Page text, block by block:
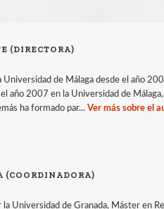
(DIRECTORA)
Universidad de Málaga desde el año
año 2007 en la Universidad de
ha formado par...Ver más sobre el
(COORDINADORA)
la Universidad de Granada, Máster en